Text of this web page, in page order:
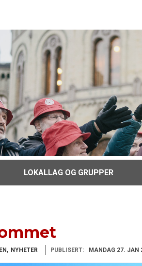
LOKALLAG OG GRUPPER
NYHETER PUBLISERT: MANDAG 27. JAN